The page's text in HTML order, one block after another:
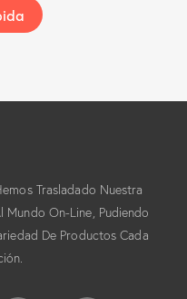
Trasladado Nuestra
On-Line, Pudiendo
De Productos Cada